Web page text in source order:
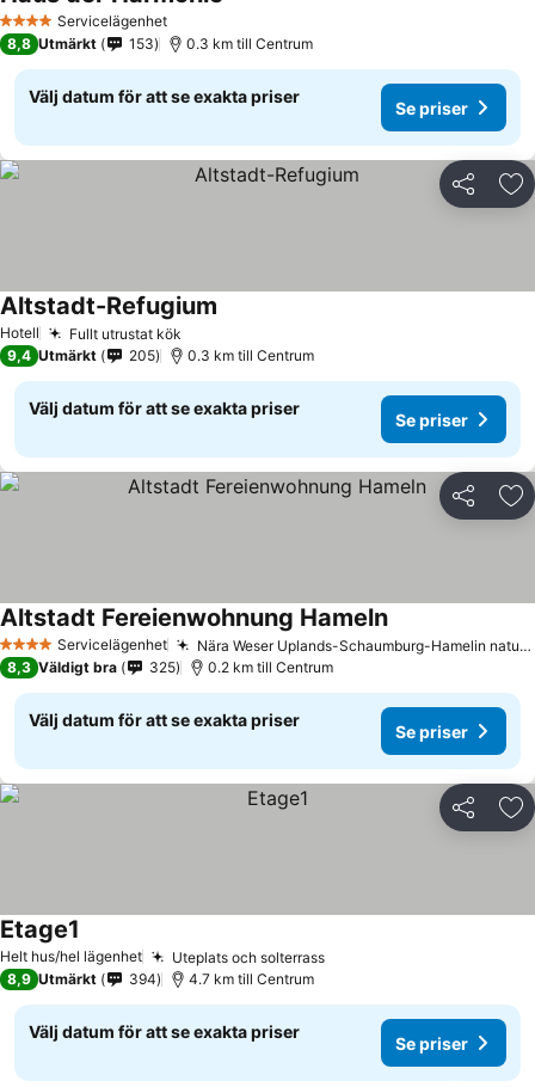
4 StjärnorServicelägenhet
8,8 Utmärkt 153 0.3 km till Centrum
Välj datum för att se exakta priser
Se priser
Dela
Hotell Fullt utrustat kök
Altstadt-Refugium
9,4 Utmärkt 205 0.3 km till Centrum
Välj datum för att se exakta priser
Se priser
Dela
4 StjärnorServicelägenhet Nära Weser Uplands-Schaumburg-Hamelin naturpark
Altstadt Fereienwohnung HamelnSe priser
8,3 Väldigt bra 325 0.2 km till Centrum
Välj datum för att se exakta priser
Se priser
Dela
Helt hus/hel lägenhet Uteplats och solterrassSe priser
Etage1
8,9 Utmärkt 394 4.7 km till Centrum
Välj datum för att se exakta priser
Se priser